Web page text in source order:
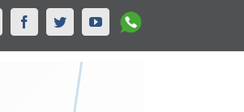
InstagramFacebookTwitterYoutubeWhatsapp